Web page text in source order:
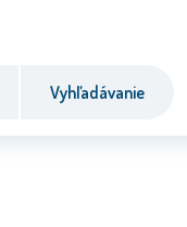
Vyhľadávanie